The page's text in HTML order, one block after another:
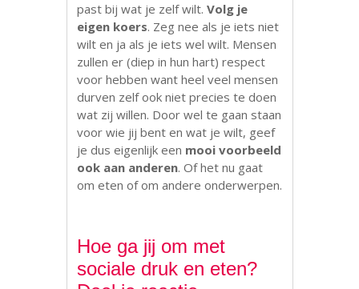
past bij wat je zelf wilt.Volg je
eigen koers. Zeg nee als je iets niet
wilt en ja als je iets wel wilt. Mensen
zullen er (diep in hun hart) respect
voor hebben want heel veel mensen
durven zelf ook niet precies te doen
wat zij willen. Door wel te gaan staan
voor wie jij bent en wat je wilt, geef
je dus eigenlijk een mooi voorbeeld
ook aan anderen. Of het nu gaat
om eten of om andere onderwerpen.
Hoe ga jij om met
sociale druk en eten?